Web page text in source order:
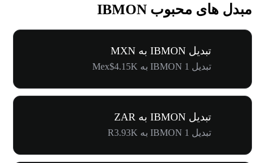
مبدل های محبوب IBMON
تبدیل IBMON به MXN
تبدیل 1 IBMON به Mex$4.15K
تبدیل IBMON به ZAR
تبدیل 1 IBMON به R3.93K